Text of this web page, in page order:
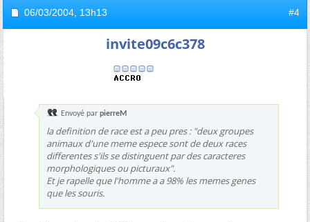
06/03/2004, 13h13 #4
invite09c6c378
Envoyé par pierreM
la definition de race est a peu pres : "deux groupes
animaux d'une meme espece sont de deux races
differentes s'ils se distinguent par des caracteres
morphologiques ou picturaux".
Et je rapelle que l'homme a a 98% les memes genes
que les souris.